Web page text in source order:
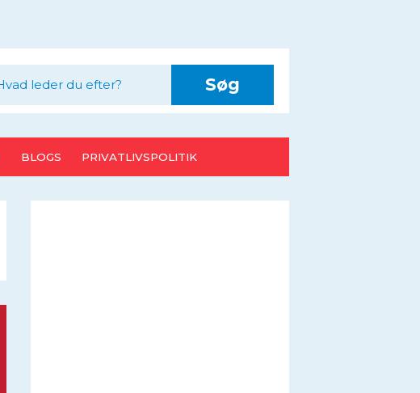
Søg
BLOGS PRIVATLIVSPOLITIK